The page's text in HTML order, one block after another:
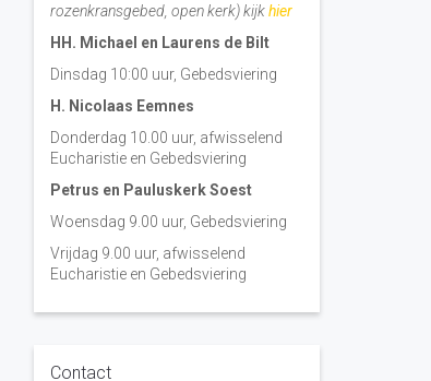
rozenkransgebed, open kerk) kijkhier
HH. Michael en Laurens de Bilt
Dinsdag 10:00 uur, Gebedsviering
H. Nicolaas Eemnes
Donderdag 10.00 uur, afwisselend
Eucharistie en Gebedsviering
Petrus en Pauluskerk Soest
Woensdag 9.00 uur, Gebedsviering
Vrijdag 9.00 uur, afwisselend
Eucharistie en Gebedsviering
Contact